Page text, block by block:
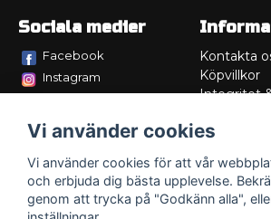
Sociala medier
Facebook
Instagram
Kontakta
Köpvillkor
Integritet
Service/
Lådritning
Om oss
Vi använder cookies
Vi använder cookies för att vår
och erbjuda dig bästa upplevelse.
genom att trycka på "Godkänn alla",